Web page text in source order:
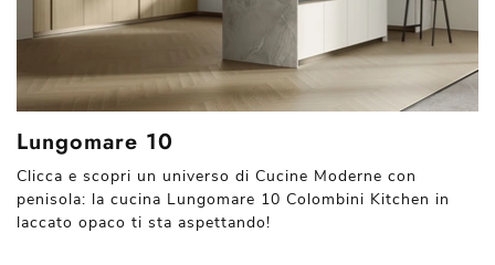
Lungomare 10
Clicca e scopri un universo di Cucine Moderne con
penisola: la cucina Lungomare 10 Colombini Kitchen in
laccato opaco ti sta aspettando!